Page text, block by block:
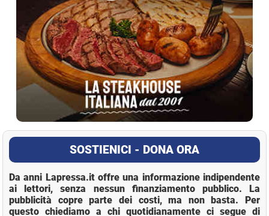
SOSTIENICI - DONA ORA
Da anni Lapressa.it offre una informazione indipendente
ai lettori, senza nessun finanziamento pubblico. La
pubblicità copre parte dei costi, ma non basta. Per
questo chiediamo a chi quotidianamente ci segue di